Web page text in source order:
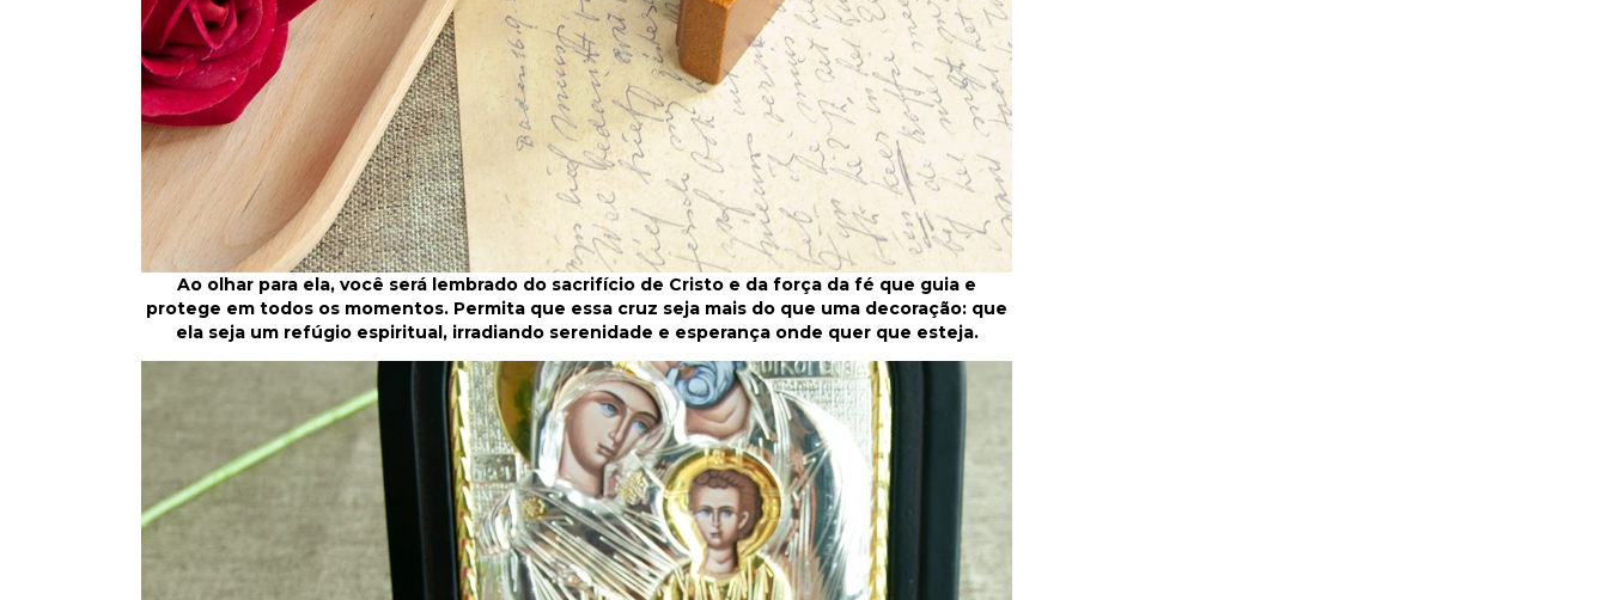
Ao olhar para ela, você será lembrado do sacrifício de Cristo e da força da fé que guia e
protege em todos os momentos. Permita que essa cruz seja mais do que uma decoração: que
ela seja um refúgio espiritual, irradiando serenidade e esperança onde quer que esteja.